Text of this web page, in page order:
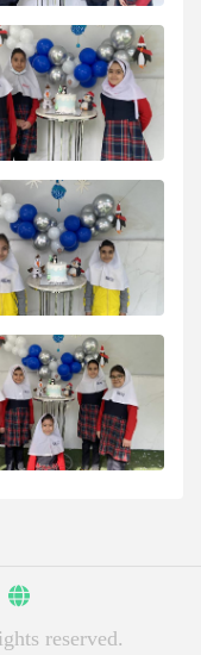
reserved.